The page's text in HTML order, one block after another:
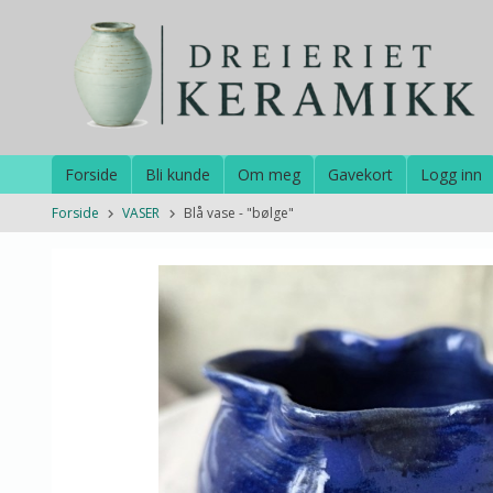
innholdet
Forside Bli kunde Om meg Gavekort Logg inn
Forside VASER Blå vase - "bølge"